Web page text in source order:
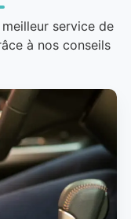
service de
à nos conseils